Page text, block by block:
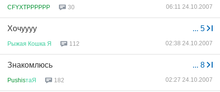
CFYXTPPPPPP 30 06:11 24.10.2007
... 5
Хочуууу
Рыжая Кошка Я 112 02:38 24.10.2007
... 8
Знакомлюсь
PushisтаЯ 182 02:27 24.10.2007